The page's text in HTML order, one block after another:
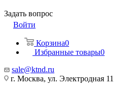
Задать вопрос
Войти
Корзина0
Избранные товары0
sale@ktnd.ru
г. Москва, ул. Электродная 11